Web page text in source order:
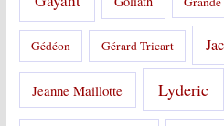
Gédéon Gérard Tricart
Jeanne Maillotte Lyderic